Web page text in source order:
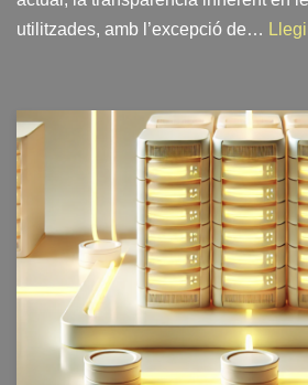
utilitzades, amb l’excepció de…